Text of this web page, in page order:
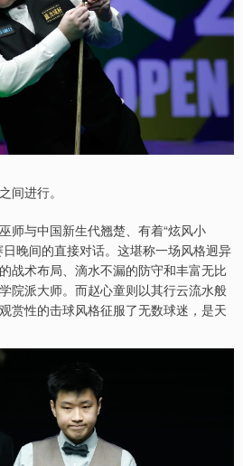
间进行。
师与中国新生代翘楚、有着“炫风小
晚间的直接对话。这堪称一场风格迥异
战术布局、滴水不漏的防守和丰富无比
院派大师。而赵心童则以其行云流水般
赏性的击球风格征服了无数球迷，是天